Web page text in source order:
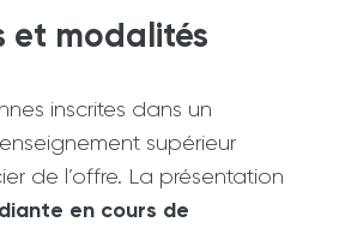
et modalités
inscrites dans un
supérieur
de l’offre. La présentation
en cours de